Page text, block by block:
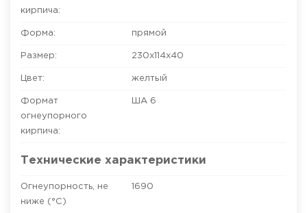
кирпича:
Форма: прямой
Размер: 230х114х40
Цвет: желтый
Формат
огнеупорного
кирпича:
ША 6
Технические характеристики
Огнеупорность, не
ниже (°C)
1690